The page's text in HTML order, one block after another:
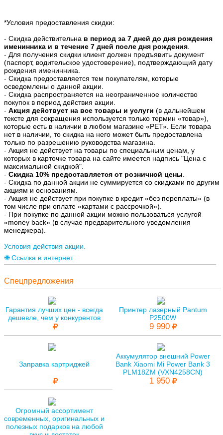
*Условия предоставления скидки:
- Скидка действительна в период за 7 дней до дня рождения
именинника и в течение 7 дней после дня рождения
- Для получения скидки клиент должен предъявить документ
(паспорт, водительское удостоверение), подтверждающий дату
рождения именинника.
- Скидка предоставляется тем покупателям, которые
осведомлены о данной акции.
- Скидка распространяется на неограниченное количество
покупок в период действия акции.
- Акция действует на все товары и услуги (в дальнейшем
тексте для сокращения используется только термин «товар»),
которые есть в наличии в любом магазине «РЕТ». Если товара
нет в наличии, то скидка на него может быть предоставлена
только по разрешению руководства магазина.
- Акция не действует на товары по специальным ценам, у
которых в карточке товара на сайте имеется надпись "Цена с
максимальной скидкой".
- Скидка 10% предоставляется от розничной цены
- Скидка по данной акции не суммируется со скидками по другим
акциям и основаниям.
- Акция не действует при покупке в кредит «без переплаты» (в
том числе при оплате «картами с рассрочкой»).
- При покупке по данной акции можно пользоваться услугой
«money back» (в случае предварительного уведомления
менеджера).
Условия действия акции.
🌐 Ссылка в интернет
Спецпредложения
Гарантия лучших цен - всегда
дешевле, чем у конкурентов
Принтер лазерный Pantum
P2500W
9 990
Заправка картриджей
Аккумулятор внешний Power
Bank Xiaomi Mi Power Bank 3
PLM18ZM (VXN4258CN)
1 950
Огромный ассортимент
современных, оригинальных и
полезных подарков на любой